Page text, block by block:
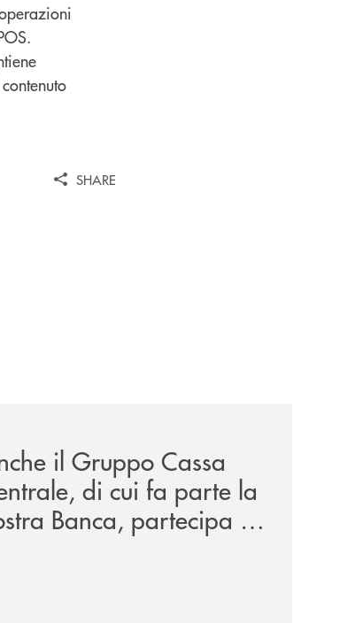
SHARE
il Gruppo Cassa
di cui fa parte la
Banca, partecipa a
il progetto di